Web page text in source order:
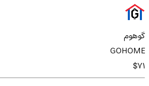
گوهوم
GOHOME
$71